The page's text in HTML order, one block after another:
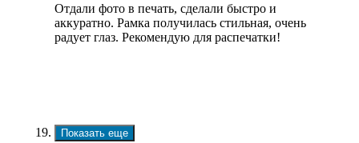
Отдали фото в печать, сделали быстро и
аккуратно. Рамка получилась стильная, очень
радует глаз. Рекомендую для распечатки!
Показать еще